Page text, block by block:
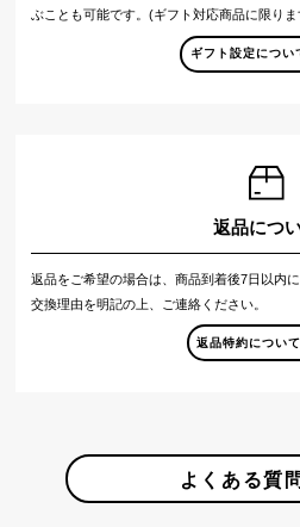
ぶことも可能です。(ギフト対応商品に限りま
ギフト設定につい
返品につ
返品をご希望の場合は、商品到着後7日以内
交換理由を明記の上、ご連絡ください。
返品特約について
よくある質問